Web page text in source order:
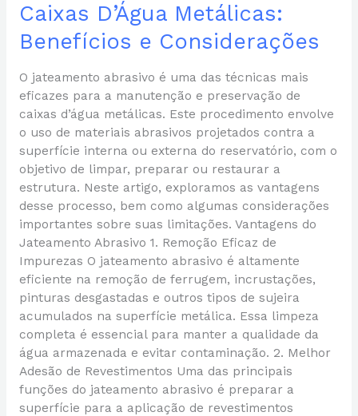
Caixas D’Água Metálicas:
Benefícios e Considerações
O jateamento abrasivo é uma das técnicas mais
eficazes para a manutenção e preservação de
caixas d’água metálicas. Este procedimento envolve
o uso de materiais abrasivos projetados contra a
superfície interna ou externa do reservatório, com o
objetivo de limpar, preparar ou restaurar a
estrutura. Neste artigo, exploramos as vantagens
desse processo, bem como algumas considerações
importantes sobre suas limitações. Vantagens do
Jateamento Abrasivo 1. Remoção Eficaz de
Impurezas O jateamento abrasivo é altamente
eficiente na remoção de ferrugem, incrustações,
pinturas desgastadas e outros tipos de sujeira
acumulados na superfície metálica. Essa limpeza
completa é essencial para manter a qualidade da
água armazenada e evitar contaminação. 2. Melhor
Adesão de Revestimentos Uma das principais
funções do jateamento abrasivo é preparar a
superfície para a aplicação de revestimentos